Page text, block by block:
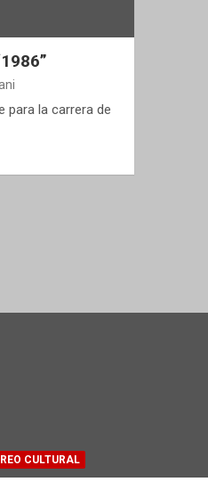
para la carrera de
CULTURAL